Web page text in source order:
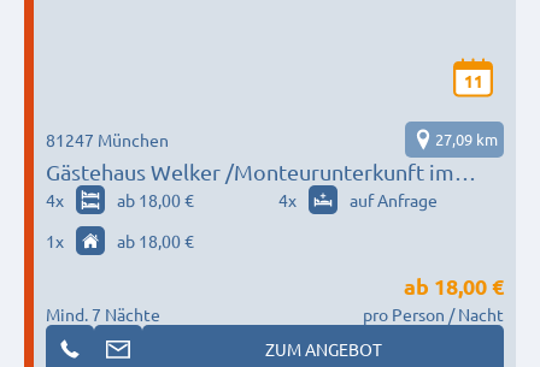
11
Gästehaus Welker /Monteurunterkunft im
Westen Münchens/
81247 München 27,09 km
4x ab 18,00 € 4x
auf Anfrage
1x ab 18,00 €
Mind. 7 Nächte
ab 18,00 €
pro Person / Nacht
ZUM ANGEBOT